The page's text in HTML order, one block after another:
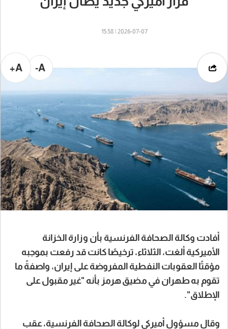
2026-07-07 | 15:58
A-
A+
أفادت وكالة الصحافة الفرنسية بأن وزارة الخزانة
الأميركية ألغت، الثلاثاء، ترخيصًا كانت قد رفعت بموجبه
مؤقتًا العقوبات النفطية المفروضة على إيران، واصفةً ما
تقوم به طهران في مضيق هرمز بأنه "غير مقبول على
الإطلاق".
وقال مسؤول أميركي لوكالة الصحافة الفرنسية، عقب